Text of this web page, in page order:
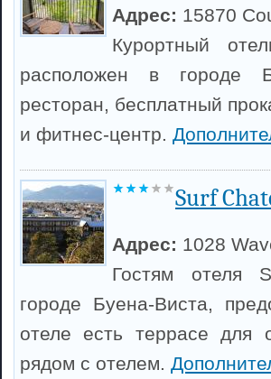
Адрес: 15870
Курортный
расположен в городе
ресторан, бесплатный
и фитнес-центр.
Surf
Адрес: 1028
Гостям отеля
городе Буена-Виста,
отеле есть террасе для
рядом с отелем.